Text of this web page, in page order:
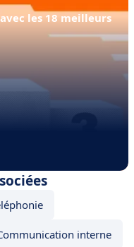
les 18 meilleurs
interne